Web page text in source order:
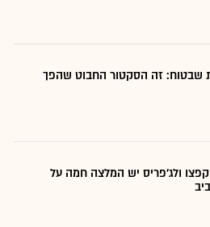
שבטוח: זה הסקטור החבוט שהפך
ולג'פריס יש המלצה חמה על